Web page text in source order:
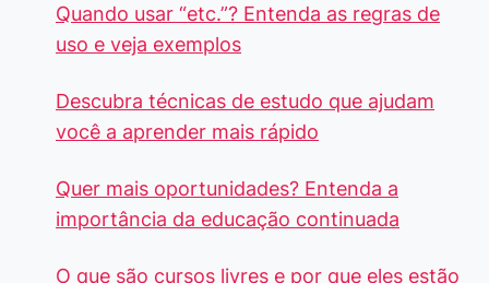
Quando usar “etc.”? Entenda as regras de
uso e veja exemplos
Descubra técnicas de estudo que ajudam
você a aprender mais rápido
Quer mais oportunidades? Entenda a
importância da educação continuada
O que são cursos livres e por que eles estão